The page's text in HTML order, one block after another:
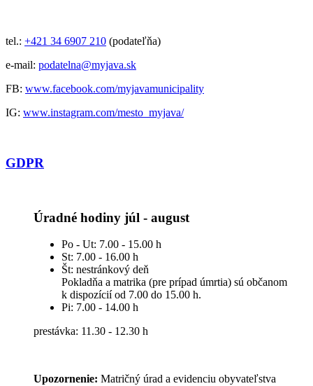
tel.: +421 34 6907 210 (podateľňa)
e-mail: podatelna@myjava.sk
FB: www.facebook.com/myjavamunicipality
IG: www.instagram.com/mesto_myjava/
GDPR
Úradné hodiny júl - august
Po - Ut: 7.00 - 15.00 h
St: 7.00 - 16.00 h
Št: nestránkový deň
Pokladňa a matrika (pre prípad úmrtia) sú občanom
k dispozícií od 7.00 do 15.00 h.
Pi: 7.00 - 14.00 h
prestávka: 11.30 - 12.30 h
Upozornenie: Matričný úrad a evidenciu obyvateľstva